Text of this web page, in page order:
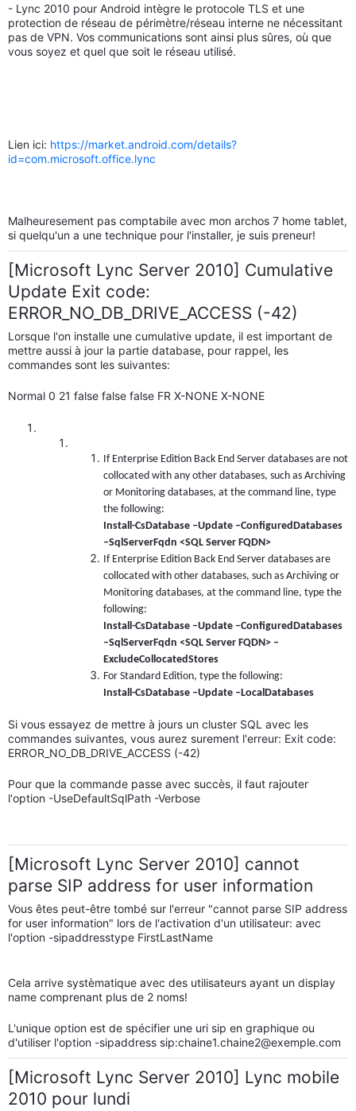
- Lync 2010 pour Android intègre le protocole TLS et une
protection de réseau de périmètre/réseau interne ne nécessitant
pas de VPN. Vos communications sont ainsi plus sûres, où que
vous soyez et quel que soit le réseau utilisé.
Lien ici: https://market.android.com/details?
id=com.microsoft.office.lync
Malheuresement pas comptabile avec mon archos 7 home tablet,
si quelqu'un a une technique pour l'installer, je suis preneur!
[Microsoft Lync Server 2010] Cumulative
Update Exit code:
ERROR_NO_DB_DRIVE_ACCESS (-42)
Lorsque l'on installe une cumulative update, il est important de
mettre aussi à jour la partie database, pour rappel, les
commandes sont les suivantes:
Normal 0 21 false false false FR X-NONE X-NONE
If Enterprise Edition Back End Server databases are not
collocated with any other databases, such as Archiving
or Monitoring databases, at the command line, type
the following:
Install-CsDatabase –Update –ConfiguredDatabases
–SqlServerFqdn <SQL Server FQDN>
If Enterprise Edition Back End Server databases are
collocated with other databases, such as Archiving or
Monitoring databases, at the command line, type the
following:
Install-CsDatabase –Update –ConfiguredDatabases
–SqlServerFqdn <SQL Server FQDN> –
ExcludeCollocatedStores
For Standard Edition, type the following:
Install-CsDatabase –Update –LocalDatabases
Si vous essayez de mettre à jours un cluster SQL avec les
commandes suivantes, vous aurez surement l'erreur: Exit code:
ERROR_NO_DB_DRIVE_ACCESS (-42)
Pour que la commande passe avec succès, il faut rajouter
l'option -UseDefaultSqlPath -Verbose
[Microsoft Lync Server 2010] cannot
parse SIP address for user information
Vous êtes peut-être tombé sur l'erreur "cannot parse SIP address
for user information" lors de l'activation d'un utilisateur: avec
l'option -sipaddresstype FirstLastName
Cela arrive systèmatique avec des utilisateurs ayant un display
name comprenant plus de 2 noms!
L'unique option est de spécifier une uri sip en graphique ou
d'utiliser l'option -sipaddress sip:chaine1.chaine2@exemple.com
[Microsoft Lync Server 2010] Lync mobile
2010 pour lundi